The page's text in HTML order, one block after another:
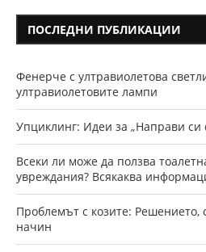
ПОСЛЕДНИ ПУБЛИКАЦИИ
Фенерче с ултравиолетова
ултравиолетовите лампи
Упциклинг: Идеи за „Направи си
Всеки ли може да ползва
увреждания? Всякаква
Проблемът с козите: Решението,
начин